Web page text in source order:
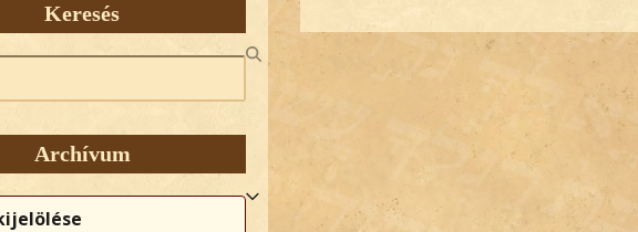
Keresés
Archívum